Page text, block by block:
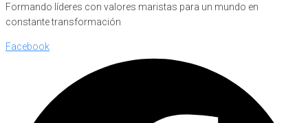
Formando líderes con valores maristas para un mundo en
constante transformación
Facebook